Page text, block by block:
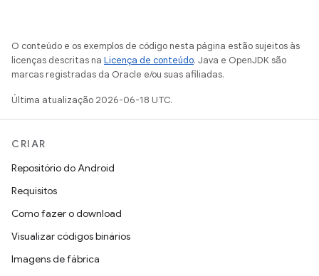
O conteúdo e os exemplos de código nesta página estão sujeitos às
licenças descritas na Licença de conteúdo. Java e OpenJDK são
marcas registradas da Oracle e/ou suas afiliadas.
Última atualização 2026-06-18 UTC.
CRIAR
Repositório do Android
Requisitos
Como fazer o download
Visualizar códigos binários
Imagens de fábrica